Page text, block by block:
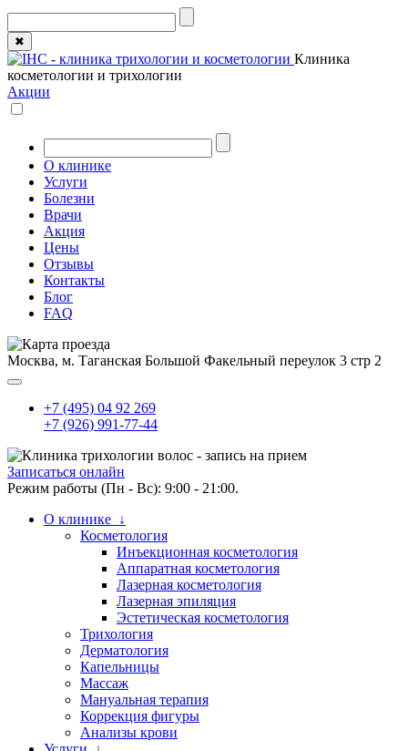
✖
Клиника
косметологии и трихологии
Акции
О клинике
Услуги
Болезни
Врачи
Акция
Цены
Отзывы
Контакты
Блог
FAQ
Москва, м. Таганская Большой Факельный переулок 3 стр 2
+7 (495) 04 92 269
+7 (926) 991-77-44
Записаться онлайн
Режим работы (Пн - Вс): 9:00 - 21:00.
О клинике ↓
Косметология
Инъекционная косметология
Аппаратная косметология
Лазерная косметология
Лазерная эпиляция
Эстетическая косметология
Трихология
Дерматология
Капельницы
Массаж
Мануальная терапия
Коррекция фигуры
Анализы крови